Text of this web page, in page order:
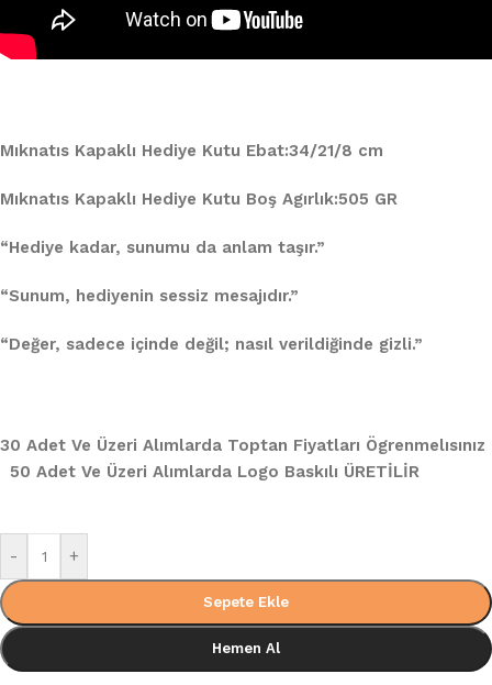
Mıknatıs Kapaklı Hediye Kutu Ebat:34/21/8 cm
Mıknatıs Kapaklı Hediye Kutu Boş Agırlık:505 GR
“Hediye kadar, sunumu da anlam taşır.”
“Sunum, hediyenin sessiz mesajıdır.”
“Değer, sadece içinde değil; nasıl verildiğinde gizli.”
30 Adet Ve Üzeri Alımlarda Toptan Fiyatları Ögrenmelısınız
50 Adet Ve Üzeri Alımlarda Logo Baskılı ÜRETİLİR
- +
Sepete Ekle
Hemen Al